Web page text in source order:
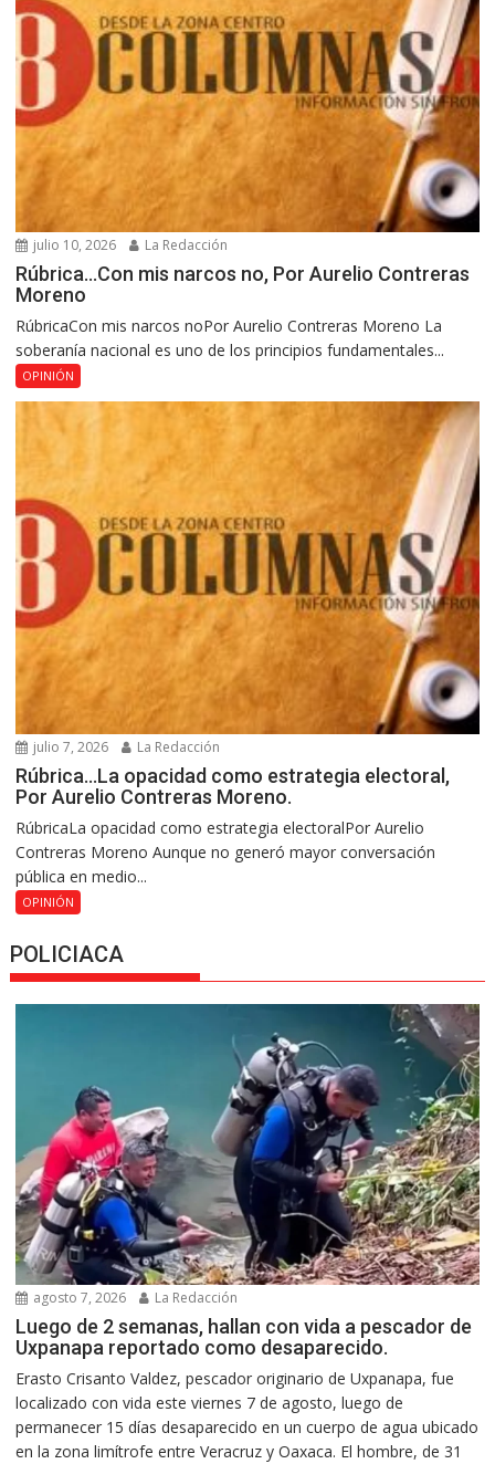
julio 10, 2026 La Redacción
Rúbrica…Con mis narcos no, Por Aurelio Contreras
Moreno
RúbricaCon mis narcos noPor Aurelio Contreras Moreno La
soberanía nacional es uno de los principios fundamentales...
OPINIÓN
julio 7, 2026 La Redacción
Rúbrica…La opacidad como estrategia electoral,
Por Aurelio Contreras Moreno.
RúbricaLa opacidad como estrategia electoralPor Aurelio
Contreras Moreno Aunque no generó mayor conversación
pública en medio...
OPINIÓN
POLICIACA
agosto 7, 2026 La Redacción
Luego de 2 semanas, hallan con vida a pescador de
Uxpanapa reportado como desaparecido.
Erasto Crisanto Valdez, pescador originario de Uxpanapa, fue
localizado con vida este viernes 7 de agosto, luego de
permanecer 15 días desaparecido en un cuerpo de agua ubicado
en la zona limítrofe entre Veracruz y Oaxaca. El hombre, de 31